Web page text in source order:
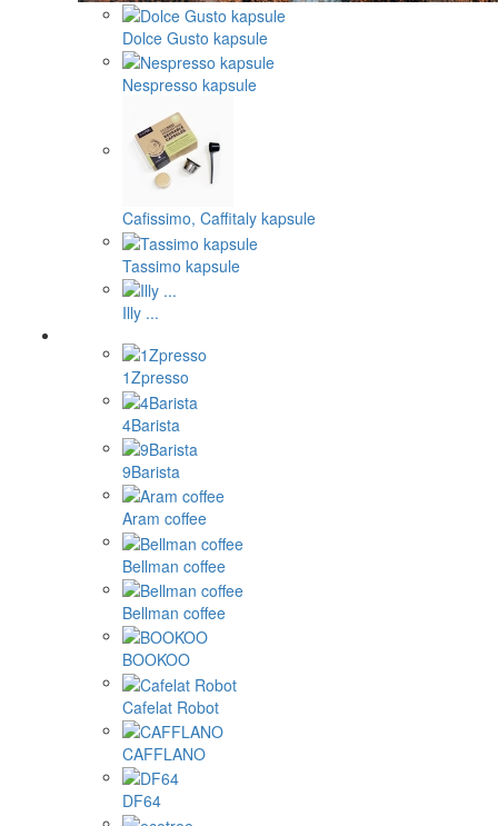
Dolce Gusto kapsule
Nespresso kapsule
Cafissimo, Caffitaly kapsule
Tassimo kapsule
Illy ...
1Zpresso
4Barista
9Barista
Aram coffee
Bellman coffee
Bellman coffee
BOOKOO
Cafelat Robot
CAFFLANO
DF64